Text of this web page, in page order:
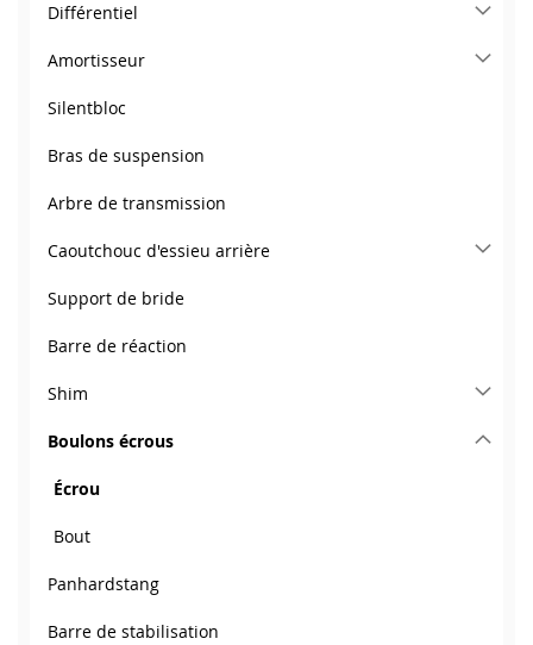
Différentiel
Amortisseur
Silentbloc
Bras de suspension
Arbre de transmission
Caoutchouc d'essieu arrière
Support de bride
Barre de réaction
Shim
Boulons écrous
Écrou
Bout
Panhardstang
Barre de stabilisation